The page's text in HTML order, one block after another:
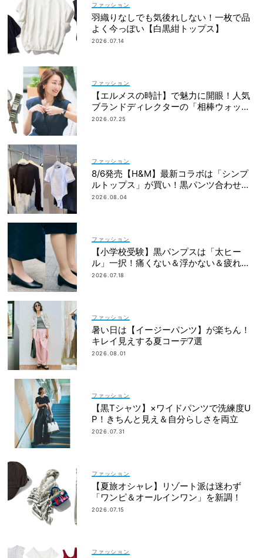
ファッション
羽織りなしでも気後れしない！一枚で品
よく今っぽい【白黒紺トップス】
2026.07.14
ファッション
【エルメスの時計】で魅力に開眼！人気
ブランドディレクターの「相棒ウォッ
チ」ヒストリー
2026.07.25
ファッション
8/6発売【H&M】最新コラボは「シンプ
ルトップス」が買い！黒パンツ合わせも
即サマ見え
2026.08.04
ファッション
【小学校受験】黒パンプスは「太ヒー
ル」一択！痛くない＆浮かない＆疲れな
い先輩ママたちのベストバイ4選
2026.07.18
ファッション
暑い日は【イージーパンツ】が楽ちん！
キレイ見えする夏コーデ7選
2026.08.01
ファッション
【黒Tシャツ】×ワイドパンツで洗練度U
P！きちんと見え＆自分らしさを両立
2026.07.31
ファッション
【夏旅オシャレ】リゾート派は迷わず
「ワンピ＆オールインワン」を新調！
2026.07.15
ファッション